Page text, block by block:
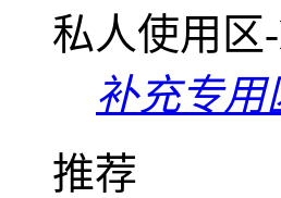
私人使用区
补充专用
推荐